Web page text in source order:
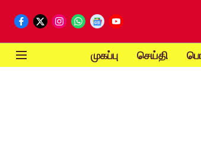
முகப்பு செய்தி